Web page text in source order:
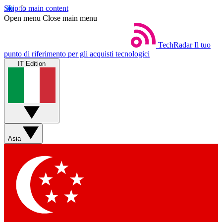
Skip to main content
Open menu Close main menu
TechRadar Il tuo
punto di riferimento per gli acquisti tecnologici
IT Edition
Asia